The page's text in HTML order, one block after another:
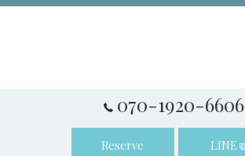
070-1920-6606
Reserve LINE